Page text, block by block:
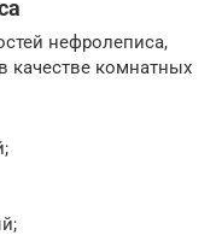
нефролеписа,
комнатных